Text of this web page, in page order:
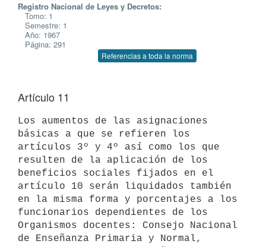
Registro Nacional de Leyes y Decretos:
Tomo: 1
Semestre: 1
Año: 1967
Página: 291
Referencias a toda la norma
Artículo 11
Los aumentos de las asignaciones
básicas a que se refieren los
artículos 3º y 4º así como los que
resulten de la aplicación de los
beneficios sociales fijados en el
artículo 10 serán liquidados también
en la misma forma y porcentajes a los
funcionarios dependientes de los
Organismos docentes: Consejo Nacional
de Enseñanza Primaria y Normal,